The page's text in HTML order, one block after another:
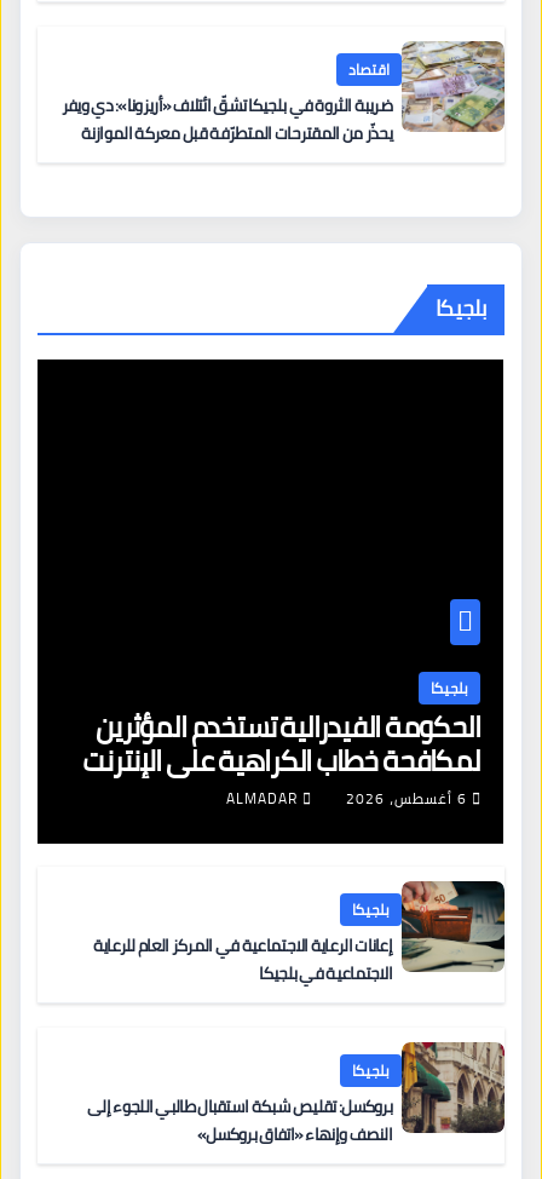
اقتصاد
ضريبة الثروة في بلجيكا تشقّ ائتلاف «أريزونا»: دي ويفر
يحذّر من المقترحات المتطرّفة قبل معركة الموازنة
بلجيكا
بلجيكا
الحكومة الفيدرالية تستخدم المؤثرين
لمكافحة خطاب الكراهية على الإنترنت
6 أغسطس، 2026 ALMADAR
بلجيكا
إعانات الرعاية الاجتماعية في المركز العام للرعاية
الاجتماعية في بلجيكا
بلجيكا
بروكسل: تقليص شبكة استقبال طالبي اللجوء إلى
النصف وإنهاء «اتفاق بروكسل»